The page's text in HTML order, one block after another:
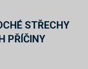
STŘECHY
PŘÍČINY